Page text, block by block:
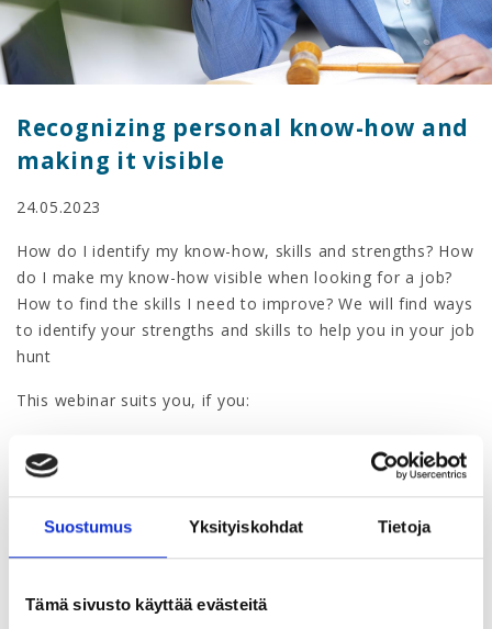
Suostumus Yksityiskohdat Tietoja
Tämä sivusto käyttää evästeitä
Recognizing personal know-how and
making it visible
24.05.2023
How do I identify my know-how, skills and strengths? How
do I make my know-how visible when looking for a job?
How to find the skills I need to improve? We will find ways
to identify your strengths and skills to help you in your job
hunt
This webinar suits you, if you:
sell your working skills better to employers,
better communicate about your know-how.
The webinar is part of theTake control of your career
lead your career in the direction you want, because your